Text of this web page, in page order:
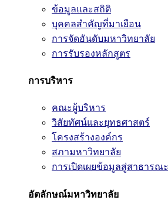
ข้อมูลและสถิติ
บุคคลสำคัญที่มาเยือน
การจัดอันดับมหาวิทยาลัย
การรับรองหลักสูตร
การบริหาร
คณะผู้บริหาร
วิสัยทัศน์และยุทธศาสตร์
โครงสร้างองค์กร
สภามหาวิทยาลัย
การเปิดเผยข้อมูลสู่สาธารณะ
อัตลักษณ์มหาวิทยาลัย